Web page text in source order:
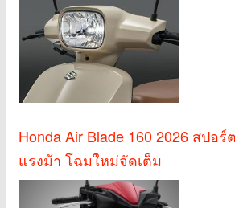
Honda Air Blade 160 2026 สปอ
แรงม้า โฉมใหม่จัดเต็ม